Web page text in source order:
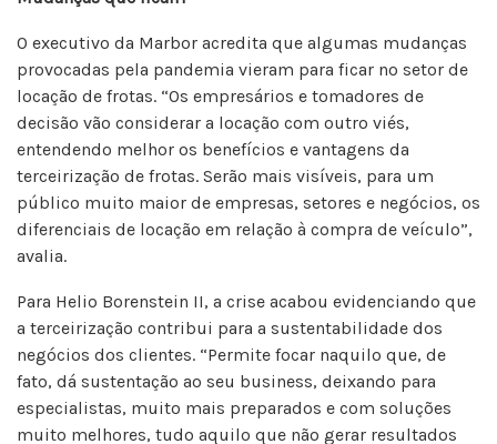
O executivo da Marbor acredita que algumas mudanças
provocadas pela pandemia vieram para ficar no setor de
locação de frotas. “Os empresários e tomadores de
decisão vão considerar a locação com outro viés,
entendendo melhor os benefícios e vantagens da
terceirização de frotas. Serão mais visíveis, para um
público muito maior de empresas, setores e negócios, os
diferenciais de locação em relação à compra de veículo”,
avalia.
Para Helio Borenstein II, a crise acabou evidenciando que
a terceirização contribui para a sustentabilidade dos
negócios dos clientes. “Permite focar naquilo que, de
fato, dá sustentação ao seu business, deixando para
especialistas, muito mais preparados e com soluções
muito melhores, tudo aquilo que não gerar resultados